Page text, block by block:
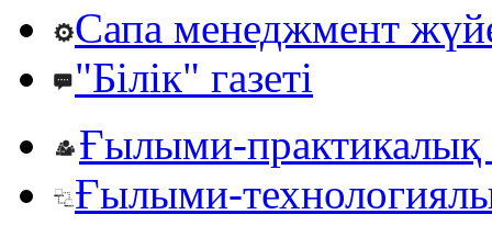
Сапа менеджмент
"Білік" газеті
Ғылыми-практикалық
Ғылыми-